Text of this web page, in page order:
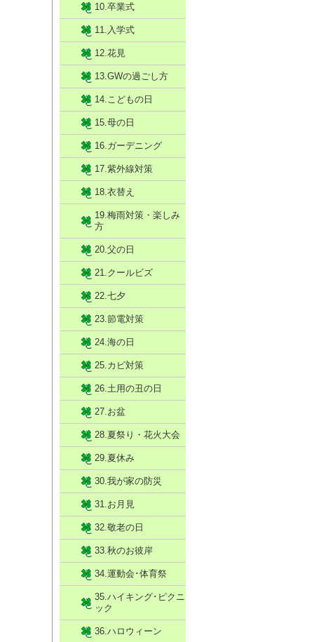
10.卒業式
11.入学式
12.花見
13.GWの過ごし方
14.こどもの日
15.母の日
16.ガーデニング
17.紫外線対策
18.衣替え
19.梅雨対策・楽しみ
方
20.父の日
21.クールビズ
22.七夕
23.節電対策
24.海の日
25.カビ対策
26.土用の丑の日
27.お盆
28.夏祭り・花火大会
29.夏休み
30.我が家の防災
31.お月見
32.敬老の日
33.秋のお彼岸
34.運動会･体育祭
35.ハイキング･ピクニ
ック
36.ハロウィーン